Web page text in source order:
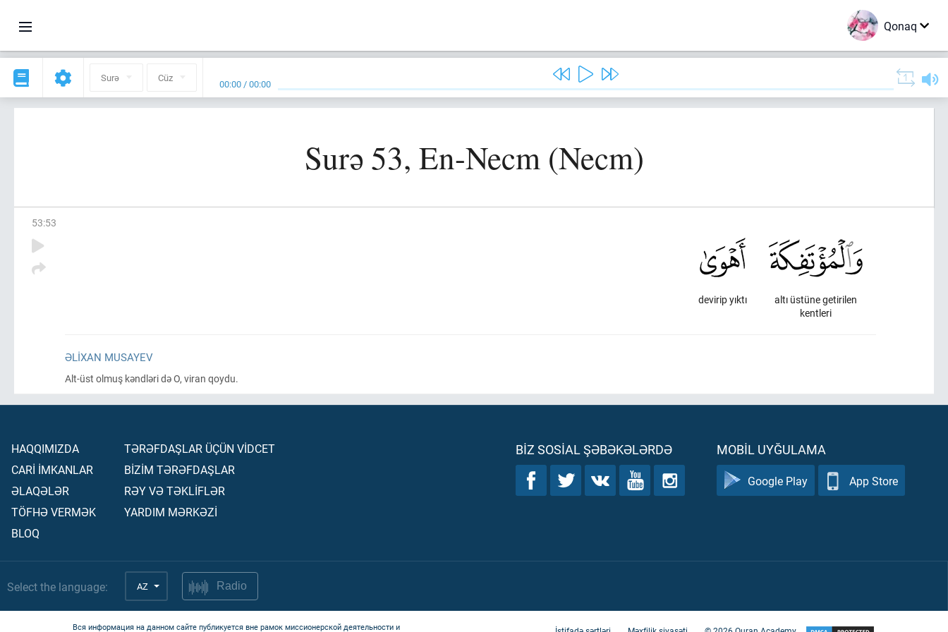
Qonaq
Surə Cüz 00:00 /00:00
Surə 53, En-Necm (Necm)
53:53
altı üstüne getirilen
kentleri
devirip yıktı
ƏLIXAN MUSAYEV
Alt-üst olmuş kəndləri də O, viran qoydu.
HAQQIMIZDA
CARİ İMKANLAR
ƏLAQƏLƏR
TÖFHƏ VERMƏK
BLOQ
TƏRƏFDAŞLAR ÜÇÜN VİDCET
BİZİM TƏRƏFDAŞLAR
RƏY VƏ TƏKLİFLƏR
YARDIM MƏRKƏZİ
BIZ SOSIAL ŞƏBƏKƏLƏRDƏ MOBIL UYĞULAMA
Google Play App Store
Select the language: AZ Radio
Вся информация на данном сайте публикуется вне рамок миссионерской деятельности и